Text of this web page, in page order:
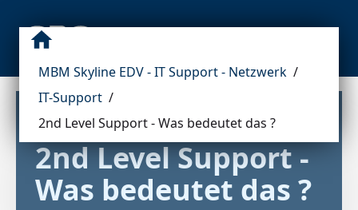
MBM Skyline EDV - IT Support - Netzwerk /
IT-Support /
2nd Level Support - Was bedeutet das ?
2nd Level Support -
Was bedeutet das ?